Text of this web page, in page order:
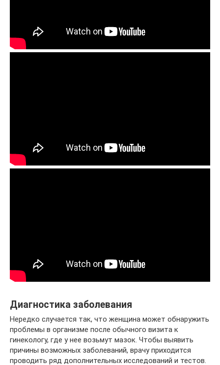
Диагностика заболевания
Нередко случается так, что женщина может обнаружить
проблемы в организме после обычного визита к
гинекологу, где у нее возьмут мазок. Чтобы выявить
причины возможных заболеваний, врачу приходится
проводить ряд дополнительных исследований и тестов.